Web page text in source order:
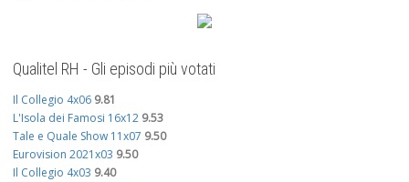
Qualitel RH - Gli episodi più votati
Il Collegio 4x06 9.81
L'Isola dei Famosi 16x12 9.53
Tale e Quale Show 11x07 9.50
Eurovision 2021x03 9.50
Il Collegio 4x03 9.40